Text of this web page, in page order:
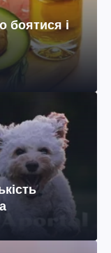
боятися і